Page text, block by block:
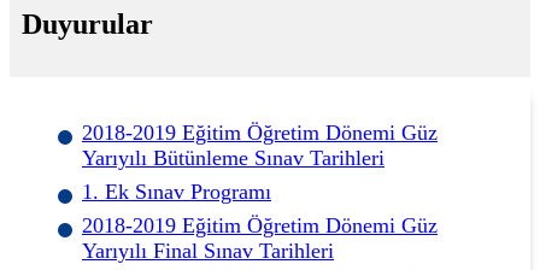
Duyurular
2018-2019 Eğitim Öğretim Dönemi Güz
Yarıyılı Bütünleme Sınav Tarihleri
1. Ek Sınav Programı
2018-2019 Eğitim Öğretim Dönemi Güz
Yarıyılı Final Sınav Tarihleri